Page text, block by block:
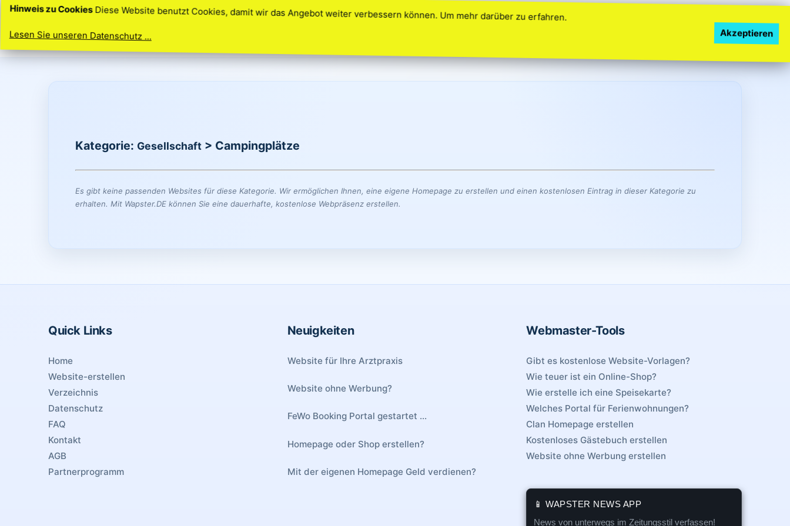
Ihre Idee. Ihre Homepage. So einfach geht’s
FAQ
Kategorie: Gesellschaft > Campingplätze
Es gibt keine passenden Websites für diese Kategorie. Wir ermöglichen Ihnen, eine eigene Homepage zu erstellen und einen kostenlosen Eintrag in dieser Kategorie zu
erhalten. Mit Wapster.DE können Sie eine dauerhafte, kostenlose Webpräsenz erstellen.
Quick Links
Home
Website-erstellen
Verzeichnis
Datenschutz
FAQ
Kontakt
AGB
Partnerprogramm
Neuigkeiten
Website für Ihre Arztpraxis
Website ohne Werbung?
FeWo Booking Portal gestartet ...
Homepage oder Shop erstellen?
Mit der eigenen Homepage Geld verdienen?
Webmaster-Tools
Gibt es kostenlose Website-Vorlagen?
Wie teuer ist ein Online-Shop?
Wie erstelle ich eine Speisekarte?
Welches Portal für Ferienwohnungen?
Clan Homepage erstellen
Kostenloses Gästebuch erstellen
Website ohne Werbung erstellen
📱 WAPSTER NEWS APP
News von unterwegs im Zeitungsstil verfassen!
Hinweis zu CookiesDiese Website benutzt Cookies, damit wir das Angebot weiter verbessern können. Um mehr darüber zu erfahren.
Lesen Sie unseren Datenschutz ...
Akzeptieren